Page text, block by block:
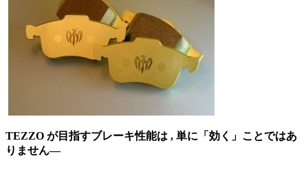
TEZZO が目指すブレーキ性能は , 単に「効く」ことではあ
りません―